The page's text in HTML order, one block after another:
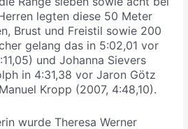
legten diese 50 Meter
Brust und Freistil sowie 200
gelang das in 5:02,01 vor
und Johanna Sievers
in 4:31,38 vor Jaron Götz
Kropp (2007, 4:48,10).
wurde Theresa Werner